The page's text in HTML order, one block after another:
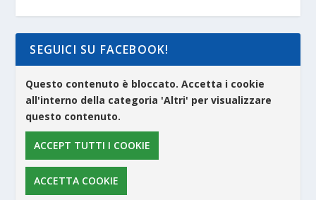
SEGUICI SU FACEBOOK!
Questo contenuto è bloccato. Accetta i cookie
all'interno della categoria 'Altri' per visualizzare
questo contenuto.
ACCEPT TUTTI I COOKIE
ACCETTA COOKIE